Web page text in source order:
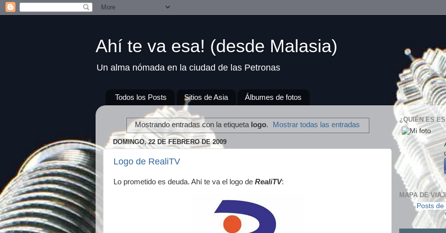
Ahí te va esa! (desde Malasia)
Un alma nómada en la ciudad de las Petronas
Todos los Posts Sitios de Asia Álbumes de fotos
Mostrando entradas con la etiqueta logo. Mostrar todas las entradas
DOMINGO, 22 DE FEBRERO DE 2009
Logo de RealiTV
Lo prometido es deuda. Ahí te va el logo de RealiTV:
¿QUIÉN ES
MAPA DE
Posts